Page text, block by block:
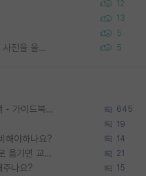
12
13
5
정보보안 연구하는 입장에선 식별가능한 사진을 올리는건 비추이긴함 5
[무료] 2026 미국 대학원 유학 스타터팩 - 가이드북 & 합격자 컨택메일 템플릿 645
19
해야하나요? 14
SSH 박사과정을 그만두고 지방대 박사로 옮기면 교수의 꿈은 끝일까요? 21
주나요? 15